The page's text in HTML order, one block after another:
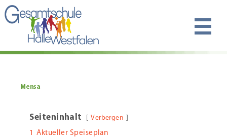
Mensa
Seiteninhalt Verbergen
1
Aktueller Speiseplan